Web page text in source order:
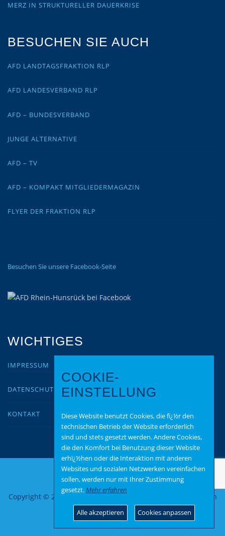
MERZ IN STRUKTURELLER DAUERKRISE
BESUCHEN SIE AUCH
AFD LANDTAGSFRAKTION RLP
AFD LANDESVERBAND RLP
AFD – BUNDESVERBAND
JUNGE ALTERNATIVE
AFD – TV
AFD – KOMPAKT MITGLIEDERMAGAZIN
FLYER DER FRAKTION RLP
Besuchen Sie unsere Facebook-Seite
WICHTIGES
IMPRESSUM
DATENSCHUTZ
KONTAKT
Copyright © 2026 AfD-Rhein-Hunsrück
Theme von
FameThemes
COOKIE-
EINSTELLUNG
Diese Website benutzt Cookies, die fï¿½r den
technischen Betrieb der Website erforderlich
sind und stets gesetzt werden. Andere Cookies,
die den Komfort bei Benutzung dieser Website
erhï¿½hen oder die Interaktion mit anderen
Websites und sozialen Netzwerken vereinfachen
sollen, werden nur mit Ihrer Zustimmung
gesetzt.Mehr erfahren
Alle akzeptieren Cookies anpassen